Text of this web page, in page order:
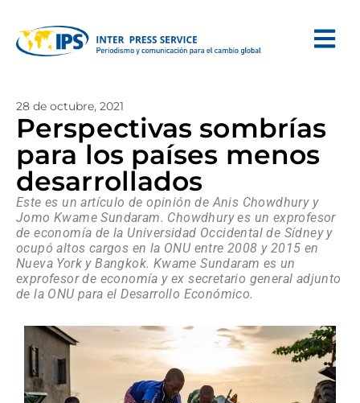
28 de octubre, 2021
Perspectivas sombrías
para los países menos
desarrollados
Este es un artículo de opinión de Anis Chowdhury y
Jomo Kwame Sundaram. Chowdhury es un exprofesor
de economía de la Universidad Occidental de Sídney y
ocupó altos cargos en la ONU entre 2008 y 2015 en
Nueva York y Bangkok. Kwame Sundaram es un
exprofesor de economía y ex secretario general adjunto
de la ONU para el Desarrollo Económico.